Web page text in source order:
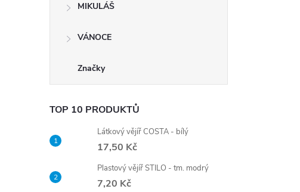
MIKULÁŠ
VÁNOCE
Značky
TOP 10 PRODUKTŮ
Látkový vějíř COSTA - bílý
17,50 Kč
Plastový vějíř STILO - tm. modrý
7,20 Kč